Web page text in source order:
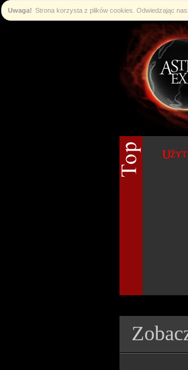
Uwaga! Strona korzysta z plików cookies. Odwiedzając